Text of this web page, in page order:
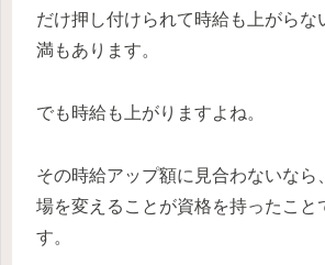
だけ押し付けられて時給も上がらな
満もあります。
でも時給も上がりますよね。
その時給アップ額に見合わないなら
場を変えることが資格を持ったこと
す。